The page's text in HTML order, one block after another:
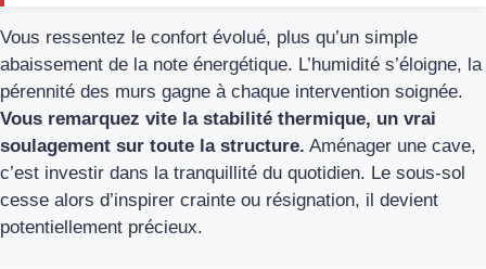
Vous ressentez le confort évolué, plus qu’un simple
abaissement de la note énergétique. L’humidité s’éloigne, la
pérennité des murs gagne à chaque intervention soignée.
Vous remarquez vite la stabilité thermique, un vrai
soulagement sur toute la structure. Aménager une cave,
c’est investir dans la tranquillité du quotidien. Le sous-sol
cesse alors d’inspirer crainte ou résignation, il devient
potentiellement précieux.